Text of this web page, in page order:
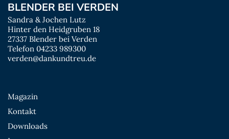
BLENDER BEI VERDEN
Sandra & Jochen Lutz
Hinter den Heidgruben 18
27337 Blender bei Verden
Telefon 04233 989300
verden@dankundtreu.de
Magazin
Kontakt
Downloads